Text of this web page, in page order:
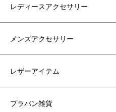
レディースアクセサリー
メンズアクセサリー
レザーアイテム
プラバン雑貨